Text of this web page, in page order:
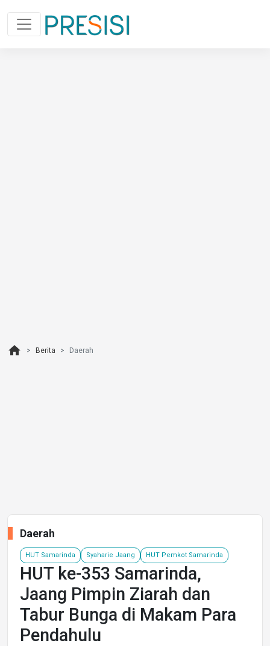
home Berita Daerah
Daerah
HUT Samarinda Syaharie Jaang HUT Pemkot Samarinda
HUT ke-353 Samarinda,
Jaang Pimpin Ziarah dan
Tabur Bunga di Makam Para
Pendahulu